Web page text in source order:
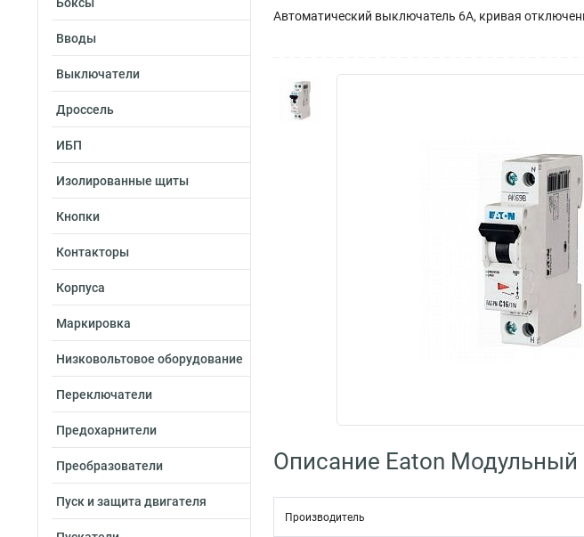
Вводы
Выключатели
Дроссель
ИБП
Изолированные щиты
Кнопки
Контакторы
Корпуса
Маркировка
Низковольтовое оборудование
Переключатели
Предохарнители
Преобразователи
Пуск и защита двигателя
Автоматический выключатель 6А, кривая
Описание Eaton Модульный
Производитель